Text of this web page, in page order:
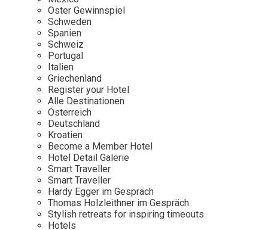
Mexico
Niederlande
Österreich
Portugal
Schweden
Spanien
Schweiz
Persönlichkeiten
Our Story
Career
Kontakt
Impressum
Oster Gewinnspiel
Schweden
Spanien
Schweiz
Portugal
Italien
Griechenland
Register your Hotel
Alle Destinationen
Österreich
Deutschland
Kroatien
Become a Member Hotel
Hotel Detail Galerie
Smart Traveller
Smart Traveller
Hardy Egger im Gespräch
Thomas Holzleithner im Gespräch
Stylish retreats for inspiring timeouts
Hotels